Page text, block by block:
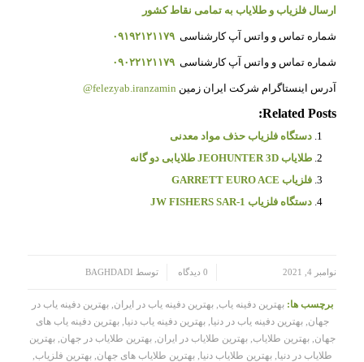
ارسال فلزیاب و طلایاب به تمامی نقاط کشور
شماره تماس و واتس آپ کارشناسی ۰۹۱۹۲۱۲۱۱۷۹
شماره تماس و واتس آپ کارشناسی ۰۹۰۲۲۱۲۱۱۷۹
آدرس اینستاگرام شرکت ایران زمین felezyab.iranzamin@
Related Posts:
دستگاه فلزیاب حذف مواد معدنی
طلایاب JEOHUNTER 3D طلایابی دو گانه
فلزیاب GARRETT EURO ACE
دستگاه فلزیاب JW FISHERS SAR-1
نوامبر 4, 2021 0 دیدگاه توسط BAGHDADI
برچسب ها: بهترین دفینه یاب,بهترین دفینه یاب در ایران,بهترین دفینه یاب در
جهان,بهترین دفینه یاب در دنیا,بهترین دفینه یاب دنیا,بهترین دفینه یاب های
جهان,بهترین طلایاب,بهترین طلایاب در ایران,بهترین طلایاب در جهان,بهترین
طلایاب در دنیا,بهترین طلایاب دنیا,بهترین طلایاب های جهان,بهترین فلزیاب,